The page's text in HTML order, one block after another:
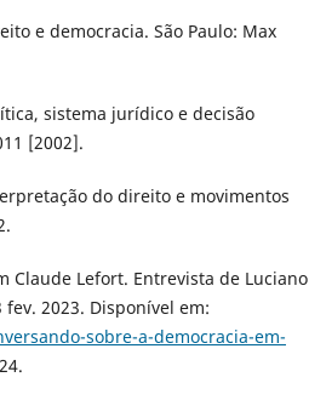
e democracia. São Paulo: Max
sistema jurídico e decisão
[2002].
do direito e movimentos
Claude Lefort. Entrevista de Luciano
fev. 2023. Disponível em:
sobre-a-democracia-em-